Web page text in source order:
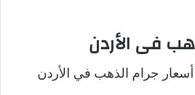
فى الأردن
جرام الذهب في الأردن